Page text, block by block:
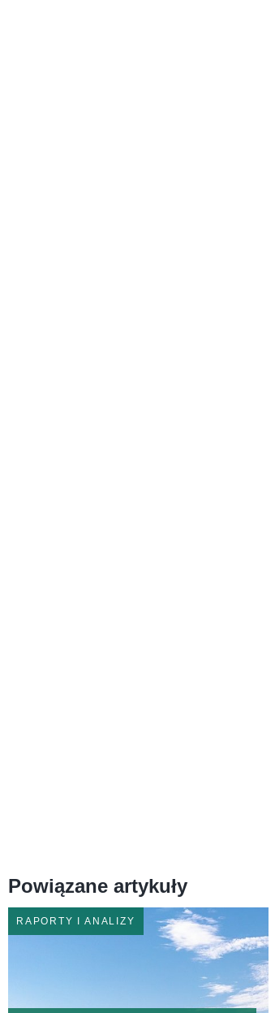
Powiązane artykuły
RAPORTY I ANALIZY